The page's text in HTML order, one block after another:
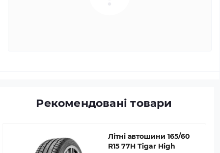
Рекомендовані товари
Літні автошини 165/60
R15 77H Tigar High